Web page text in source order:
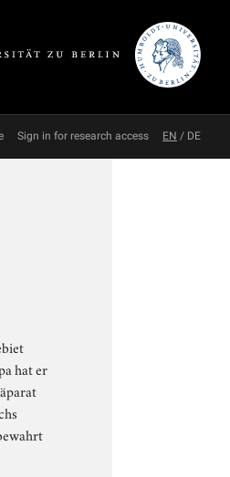
Sign in for research access EN / DE
hat er